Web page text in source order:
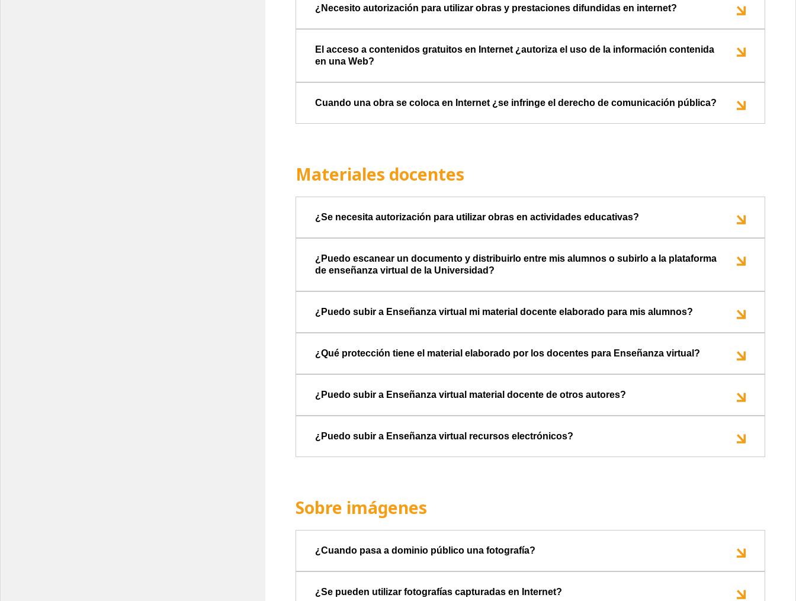
¿Necesito autorización para utilizar obras y prestaciones difundidas en internet?
El acceso a contenidos gratuitos en Internet ¿autoriza el uso de la información contenida
en una Web?
Cuando una obra se coloca en Internet ¿se infringe el derecho de comunicación pública?
Materiales docentes
¿Se necesita autorización para utilizar obras en actividades educativas?
¿Puedo escanear un documento y distribuirlo entre mis alumnos o subirlo a la plataforma
de enseñanza virtual de la Universidad?
¿Puedo subir a Enseñanza virtual mi material docente elaborado para mis alumnos?
¿Qué protección tiene el material elaborado por los docentes para Enseñanza virtual?
¿Puedo subir a Enseñanza virtual material docente de otros autores?
¿Puedo subir a Enseñanza virtual recursos electrónicos?
Sobre imágenes
¿Cuando pasa a dominio público una fotografía?
¿Se pueden utilizar fotografías capturadas en Internet?